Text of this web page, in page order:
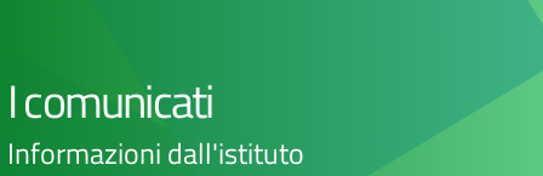
I comunicati
Informazioni dall'istituto